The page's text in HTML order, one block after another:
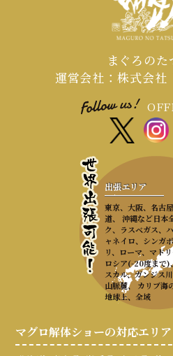
まぐろのた
運営会社：株式会社
出張エリア
東京、大阪、名古
道、 沖縄など日本
ク、ラスベガス、
ャネイロ、シンガ
リ、ローマ、マド
ロシア(-20度まで)
スカル、ガンジス
山脈麓、 カリブ
地球上、全域
マグロ解体ショーの対応エリア